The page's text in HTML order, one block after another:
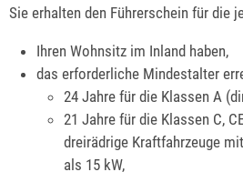
Sie erhalten den Führerschein für die
Ihren Wohnsitz im Inland haben,
das erforderliche Mindestalter
24 Jahre für die Klassen A
21 Jahre für die Klassen C,
dreirädrige Kraftfahrzeuge
als 15 kW,